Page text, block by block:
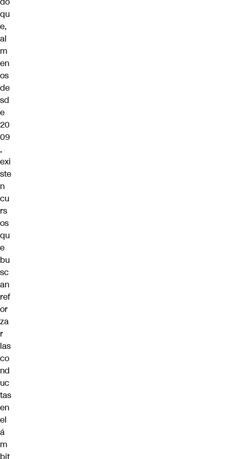
qu
e,
al
m
en
os
de
sd
e
20
09
,
exi
ste
n
cu
rs
os
qu
e
bu
sc
an
ref
or
za
r
las
co
nd
uc
tas
en
el
á
m
bit